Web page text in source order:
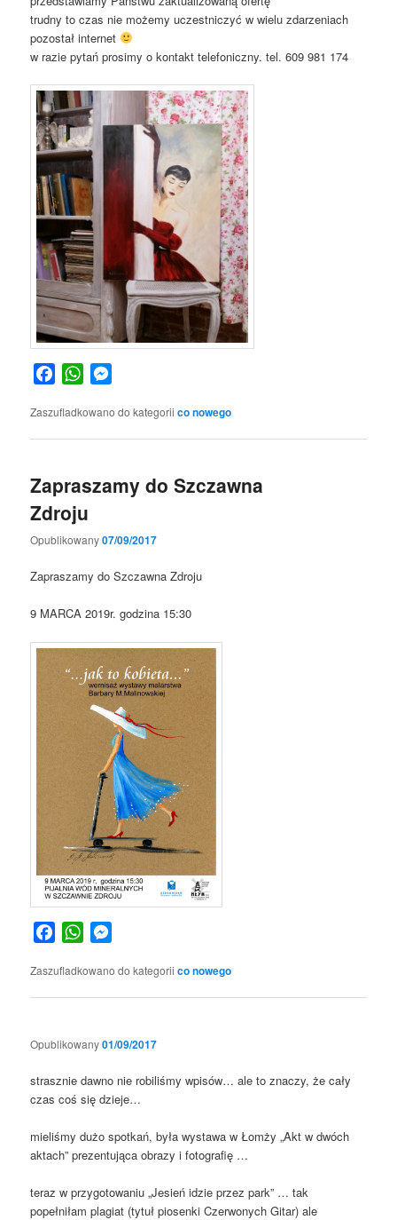
trudny to czas nie możemy uczestniczyć w wielu zdarzeniach
pozostał internet
w razie pytań prosimy o kontakt telefoniczny. tel. 609 981 174
FacebookWhatsApp
Zaszufladkowano do kategorii co nowego
Zapraszamy do Szczawna
Zdroju
Opublikowany07/09/2017
Zapraszamy do Szczawna Zdroju
9 MARCA 2019r. godzina 15:30
FacebookWhatsApp
Zaszufladkowano do kategorii co nowego
Opublikowany01/09/2017
strasznie dawno nie robiliśmy wpisów… ale to znaczy, że cały
czas coś się dzieje…
mieliśmy dużo spotkań, była wystawa w Łomży „Akt w dwóch
aktach” prezentująca obrazy i fotografię …
teraz w przygotowaniu „Jesień idzie przez park” … tak
popełniłam plagiat (tytuł piosenki Czerwonych Gitar) ale